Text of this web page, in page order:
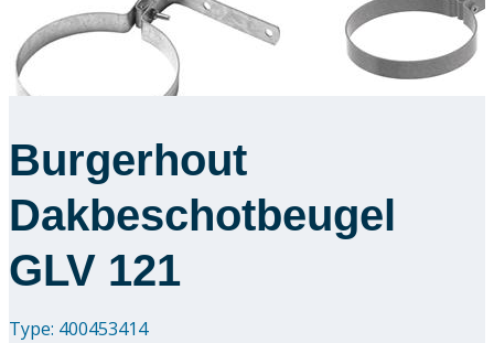
Contact
Burgerhout
Dakbeschotbeugel
GLV 121
Type: 400453414